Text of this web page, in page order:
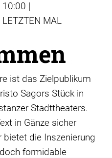
|
MAL
ist das Zielpublikum
Sagors Stück in
Stadttheaters.
in Gänze sicher
die Inszenierung
formidable